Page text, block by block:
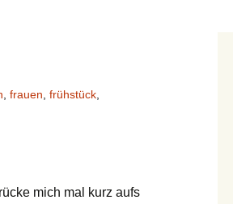
frauen frühstück
mich mal kurz aufs